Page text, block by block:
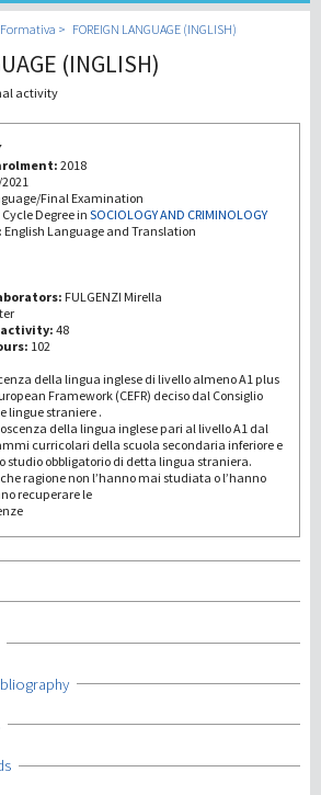
Universidad
Didáctica
III Misión
FOREIGN LANGUAGE (INGLISH)
(INGLISH)
activity
2018
Final Examination
Cycle Degree in SOCIOLOGY AND CRIMINOLOGY
English Language and Translation
FULGENZI Mirella
activity: 48
102
della lingua inglese di livello almeno A1 plus
Framework (CEFR) deciso dal Consiglio
lingue straniere .
curricolari della scuola secondaria inferiore e
superiore prevedono lo studio obbligatorio di detta lingua straniera.
ragione non l’hanno mai studiata o l’hanno
recuperare le